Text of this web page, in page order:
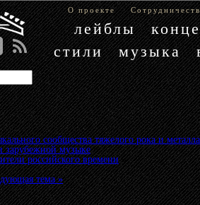
О проекте
лейблы
стили
музыка
сообщества тяжелого рока и металла
зарубежной музыке»
российского времени»
тема »